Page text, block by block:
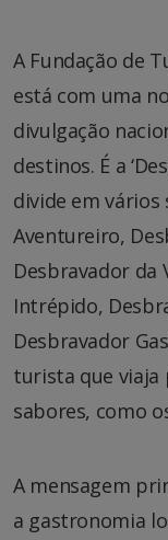
A Fundação de
está com uma
divulgação
destinos. É a
divide em
Aventureiro,
Desbravador da
Intrépido,
Desbravador
turista que viaja
sabores, como
A mensagem
a gastronomia